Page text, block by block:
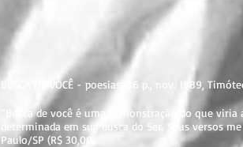
BUSCA DE VOCÊ - poesias, 86 p., nov. 1989,
“Busca de você é uma demonstração do que
determinada em sua busca do Ser. Seus versos
Paulo/SP (R$ 30,00)